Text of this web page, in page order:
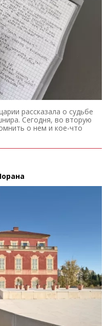
рассказала о судьбе
Сегодня, во вторую
о нем и кое-что